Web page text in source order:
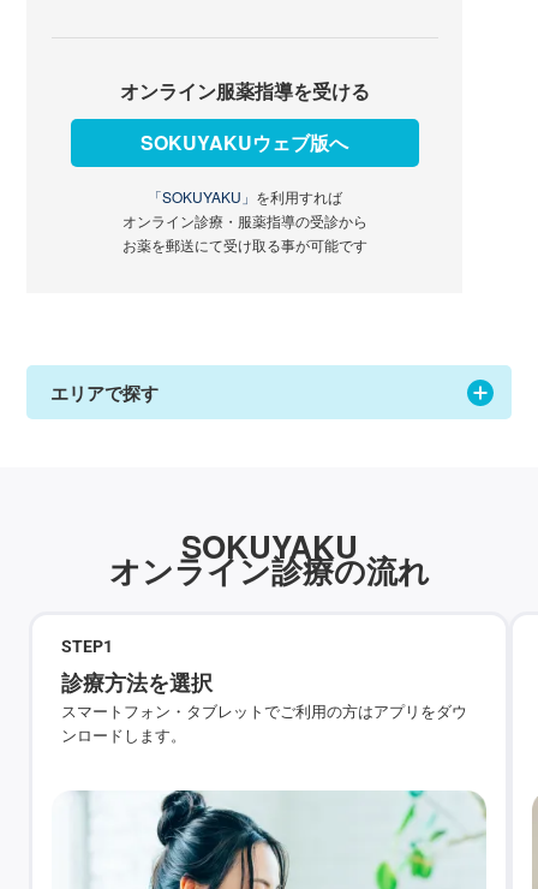
オンライン服薬指導を受ける
SOKUYAKUウェブ版へ
「SOKUYAKU」 を利用すれば
オンライン診療・服薬指導の受診から
お薬を郵送にて受け取る事が可能です
エリアで探す
SOKUYAKU
オンライン診療の流れ
STEP1
診療方法を選択
スマートフォン・タブレットでご利用の方はアプリをダウ
ンロードします。